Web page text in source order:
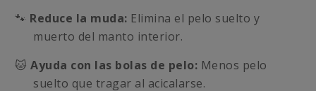
🐾 Reduce la muda: Elimina el pelo suelto y
muerto del manto interior.
🐱 Ayuda con las bolas de pelo: Menos pelo
suelto que tragar al acicalarse.